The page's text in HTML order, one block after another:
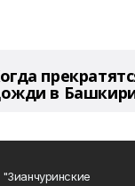
в